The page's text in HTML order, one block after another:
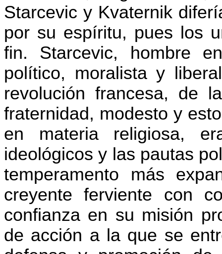
Starcevic y Kvaternik
por su espíritu, pues los
fin. Starcevic, hombre
político, moralista y
revolución francesa, de
fraternidad, modesto y
en materia religiosa,
ideológicos y las pautas
temperamento más
creyente ferviente con
confianza en su misión
de acción a la que se